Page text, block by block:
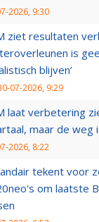
2026, 9:30
ziet resultaten
is
blijven’
07-2026, 9:29
laat verbetering
maar de weg
2026, 8:22
tekent voor
om laatste